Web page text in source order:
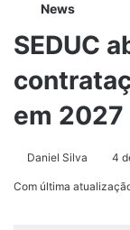
News
SEDUC
em 2027
Daniel Silva 4
Com última